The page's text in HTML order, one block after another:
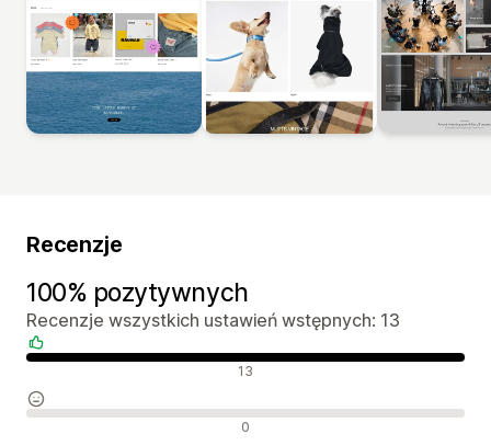
Recenzje
100% pozytywnych
Recenzje wszystkich ustawień wstępnych: 13
Pozytywne recenzje 13
Neutralne recenzje 0